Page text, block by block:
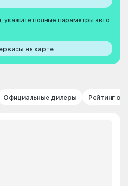
укажите полные параметры авто
на карте
Официальные дилеры Рейтинг